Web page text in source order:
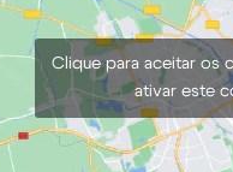
Clique para aceitar os
ativar este